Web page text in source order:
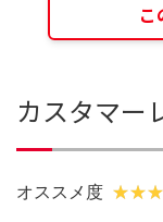
こ
カスタマー
オススメ度